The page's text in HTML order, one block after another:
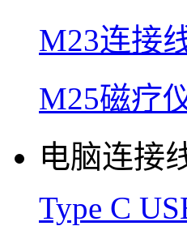
M23连接
M25磁疗
电脑连接
Type C